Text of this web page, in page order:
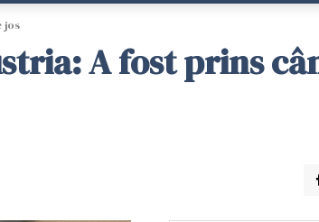
jos
A fost prins